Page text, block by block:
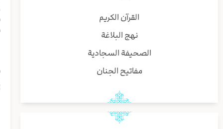
القرآن الكريم
نهج البلاغة
الصحيفة السجادية
مفاتيح الجنان